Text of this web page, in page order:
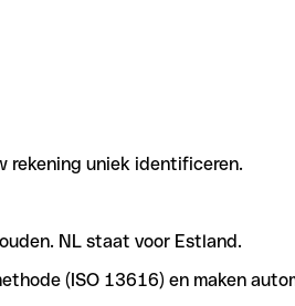
rekening uniek identificeren.
NL staat voor Estland.
(ISO 13616) en maken